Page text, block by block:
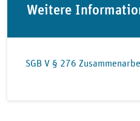
Weitere
SGB V § 276